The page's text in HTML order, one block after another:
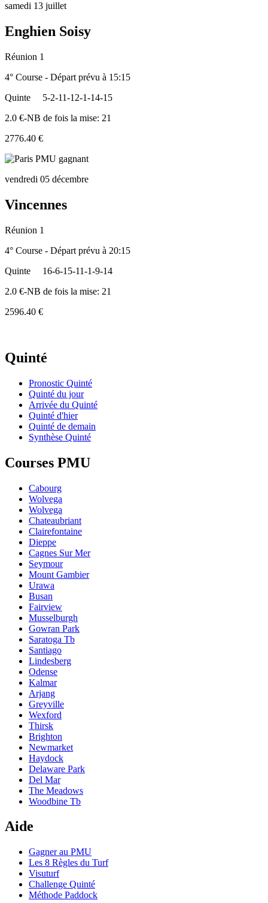
samedi 13 juillet
Enghien Soisy
Réunion 1
4° Course - Départ prévu à 15:15
Quinte
5-2-11-12-1-14-15
2.0 €-NB de fois la mise: 21
2776.40 €
vendredi 05 décembre
Vincennes
Réunion 1
4° Course - Départ prévu à 20:15
Quinte
16-6-15-11-1-9-14
2.0 €-NB de fois la mise: 21
2596.40 €
Quinté
Pronostic Quinté
Quinté du jour
Arrivée du Quinté
Quinté d'hier
Quinté de demain
Synthèse Quinté
Courses PMU
Cabourg
Wolvega
Wolvega
Chateaubriant
Clairefontaine
Dieppe
Cagnes Sur Mer
Seymour
Mount Gambier
Urawa
Busan
Fairview
Musselburgh
Gowran Park
Saratoga Tb
Santiago
Lindesberg
Odense
Kalmar
Arjang
Greyville
Wexford
Thirsk
Brighton
Newmarket
Haydock
Delaware Park
Del Mar
The Meadows
Woodbine Tb
Aide
Gagner au PMU
Les 8 Règles du Turf
Visuturf
Challenge Quinté
Méthode Paddock